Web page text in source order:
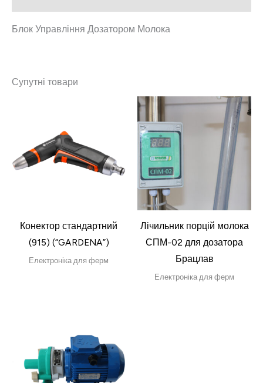
Блок Управління Дозатором Молока
Супутні товари
Конектор стандартний
(915) (“GARDENA”)
Електроніка для ферм
Лічильник порцій молока
СПМ-02 для дозатора
Брацлав
Електроніка для ферм